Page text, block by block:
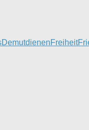
DemutdienenFreiheit